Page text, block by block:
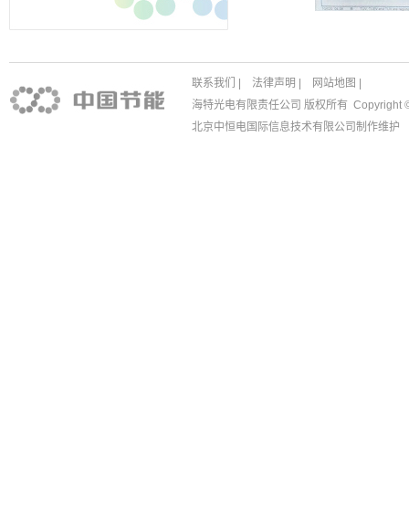
联系我们 法律声明 网站地图
海特光电有限责任公司 版权所有
北京中恒电国际信息技术有限公司 制作维护